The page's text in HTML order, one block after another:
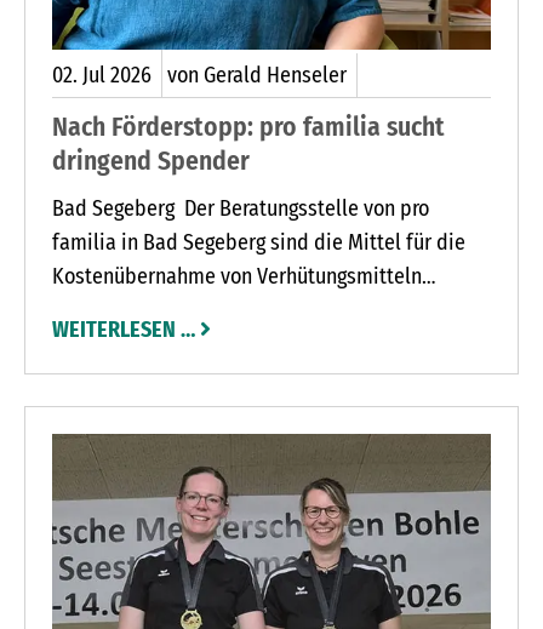
02. Jul2026 von Gerald Henseler
Nach Förderstopp: pro familia sucht
dringend Spender
Bad Segeberg Der Beratungsstelle von pro
familia in Bad Segeberg sind die Mittel für die
Kostenübernahme von Verhütungsmitteln
unterstützte der Kreis Segeberg die Finanzierung
für einkommensschwache Menschen mit jährlich
40.000 Euro. Diese Förderung wurde inzwischen
eingestellt.
WEITERLESEN …